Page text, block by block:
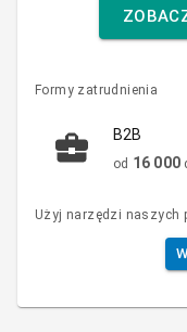
Formy zatrudnienia
B2B
od 16 000
Użyj narzędzi naszych